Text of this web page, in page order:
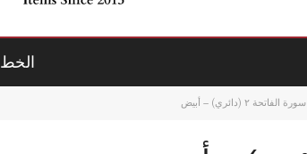
الخط
سورة الفاتحة ٢ (دائري) – أبيض